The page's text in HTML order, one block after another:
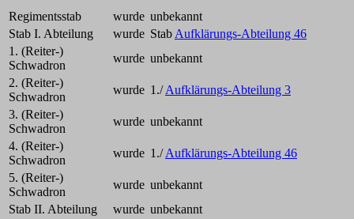
Regimentsstab wurde unbekannt
Stab I. Abteilung
wurde Stab Aufklärungs-Abteilung 46
1. (Reiter-)
Schwadron
wurde unbekannt
2. (Reiter-)
Schwadron
wurde 1./Aufklärungs-Abteilung 3
3. (Reiter-)
Schwadron
wurde unbekannt
4. (Reiter-)
Schwadron
wurde 1./Aufklärungs-Abteilung 46
5. (Reiter-)
Schwadron
wurde unbekannt
Stab II. Abteilung
wurde unbekannt